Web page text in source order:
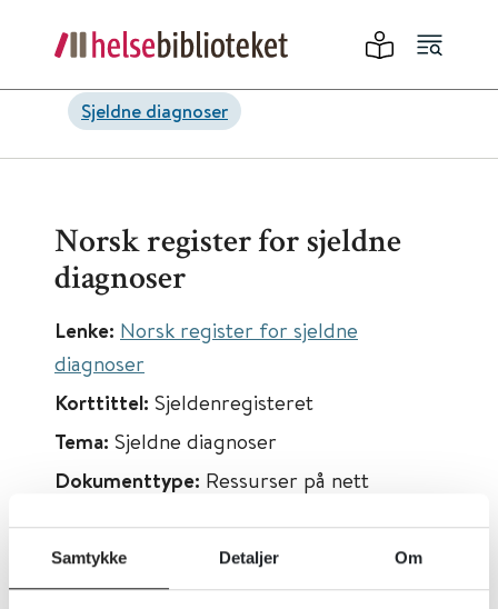
Samtykke Detaljer Om
Sjeldne diagnoser
Norsk register for sjeldne
diagnoser
Lenke: Norsk register for sjeldne
diagnoser
Korttittel: Sjeldenregisteret
Tema: Sjeldne diagnoser
Dokumenttype: Ressurser på nett
Språk:Norsk